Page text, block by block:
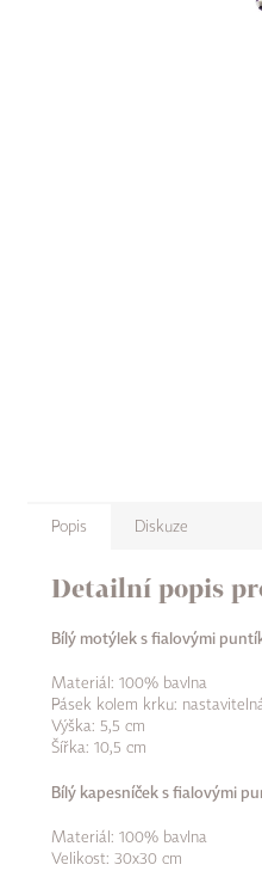
Popis Diskuze
Detailní popis
Bílý motýlek s fialovými
Materiál: 100% bavlna
Pásek kolem krku:
Výška: 5,5 cm
Šířka: 10,5 cm
Bílý kapesníček s fialovými
Materiál: 100% bavlna
Velikost: 30x30 cm